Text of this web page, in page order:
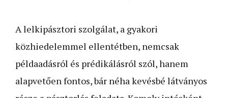
A lelkipásztori szolgálat, a gyakori
közhiedelemmel ellentétben, nemcsak
példaadásról és prédikálásról szól, hanem
alapvetően fontos, bár néha kevésbé látványos